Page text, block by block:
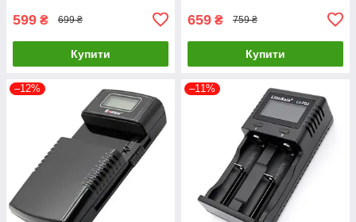
599 ₴ 699 ₴
Купити
659 ₴ 759 ₴
Купити
–12% –11%